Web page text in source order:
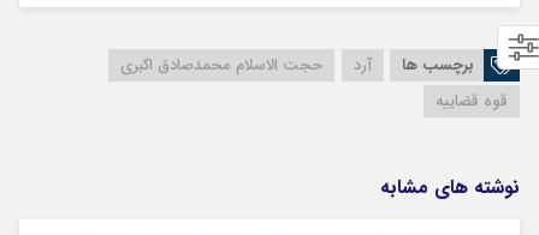
برچسب ها آرد
حجت الاسلام محمدصادق اکبری
قوه قضاییه
نوشته های مشابه